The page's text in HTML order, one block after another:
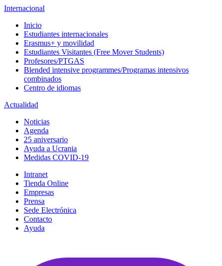
Internacional
Inicio
Estudiantes internacionales
Erasmus+ y movilidad
Estudiantes Visitantes (Free Mover Students)
Profesores/PTGAS
Blended intensive programmes/Programas intensivos
combinados
Centro de idiomas
Actualidad
Noticias
Agenda
25 aniversario
Ayuda a Ucrania
Medidas COVID-19
Intranet
Tienda Online
Empresas
Prensa
Sede Electrónica
Contacto
Ayuda